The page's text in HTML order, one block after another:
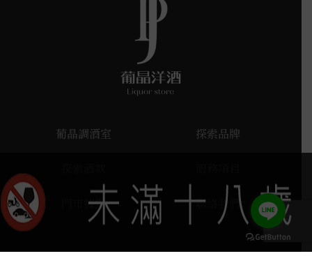
葡晶調酒室 探索品牌
門市據點 聯絡我們